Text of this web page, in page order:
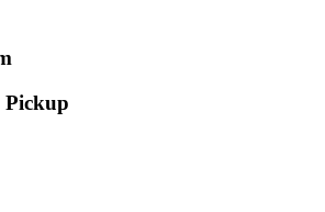
Pickup